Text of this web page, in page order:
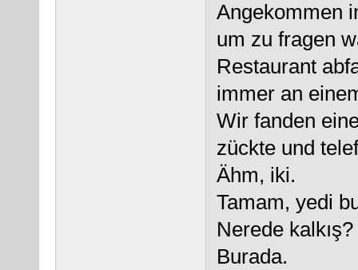
Angekommen
um zu fragen
Restaurant
immer an
Wir fanden
zückte und
Ähm, iki.
Tamam, yedi
Nerede kalkış?
Burada.